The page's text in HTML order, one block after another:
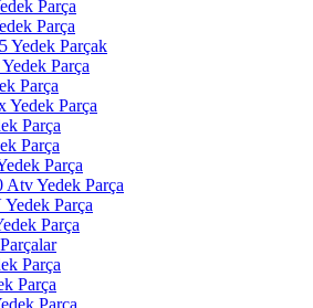
Parça
Parça
Yedek Parçak
Parça
Parça
Yedek Parça
Parça
Parça
Parça
Yedek Parça
Parça
Parça
Parça
Parça
Parça